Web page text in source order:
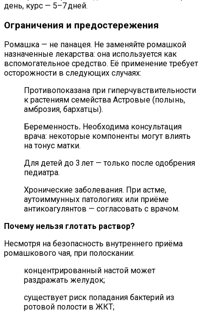
день, курс — 5–7 дней.
Ограничения и предостережения
Ромашка — не панацея. Не заменяйте ромашкой
назначенные лекарства: она используется как
вспомогательное средство. Её применение требует
осторожности в следующих случаях:
Противопоказана при гиперчувствительности
к растениям семейства Астровые (полынь,
амброзия, бархатцы).
Беременность. Необходима консультация
врача: некоторые компоненты могут влиять
на тонус матки.
Для детей до 3 лет — только после одобрения
педиатра.
Хронические заболевания. При астме,
аутоиммунных патологиях или приёме
антикоагулянтов — согласовать с врачом.
Почему нельзя глотать раствор?
Несмотря на безопасность внутреннего приёма
ромашкового чая, при полоскании:
концентрированный настой может
раздражать желудок;
существует риск попадания бактерий из
ротовой полости в ЖКТ;